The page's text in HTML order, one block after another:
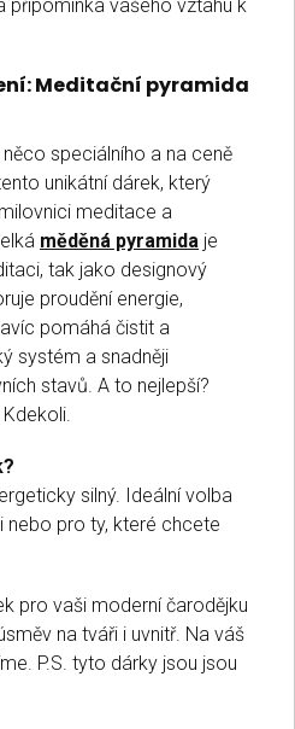
připomínka vašeho vztahu k
Meditační pyramida
speciálního a na ceně
unikátní dárek, který
meditace a
měděná pyramida je
tak jako designový
proudění energie,
pomáhá čistit a
systém a snadněji
stavů. A to nejlepší?
silný. Ideální volba
nebo pro ty, které chcete
pro vaši moderní čarodějku
na tváři i uvnitř. Na váš
P.S. tyto dárky jsou jsou